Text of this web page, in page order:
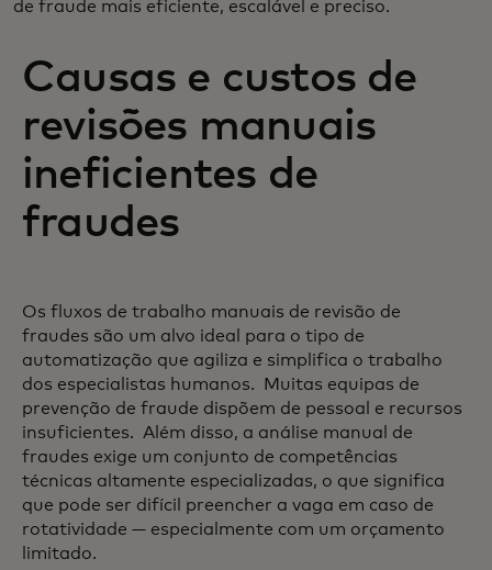
de fraude mais eficiente, escalável e preciso.
Causas e custos de
revisões manuais
ineficientes de
fraudes
Os fluxos de trabalho manuais de revisão de
fraudes são um alvo ideal para o tipo de
automatização que agiliza e simplifica o trabalho
dos especialistas humanos. Muitas equipas de
prevenção de fraude dispõem de pessoal e recursos
insuficientes. Além disso, a análise manual de
fraudes exige um conjunto de competências
técnicas altamente especializadas, o que significa
que pode ser difícil preencher a vaga em caso de
rotatividade — especialmente com um orçamento
limitado.